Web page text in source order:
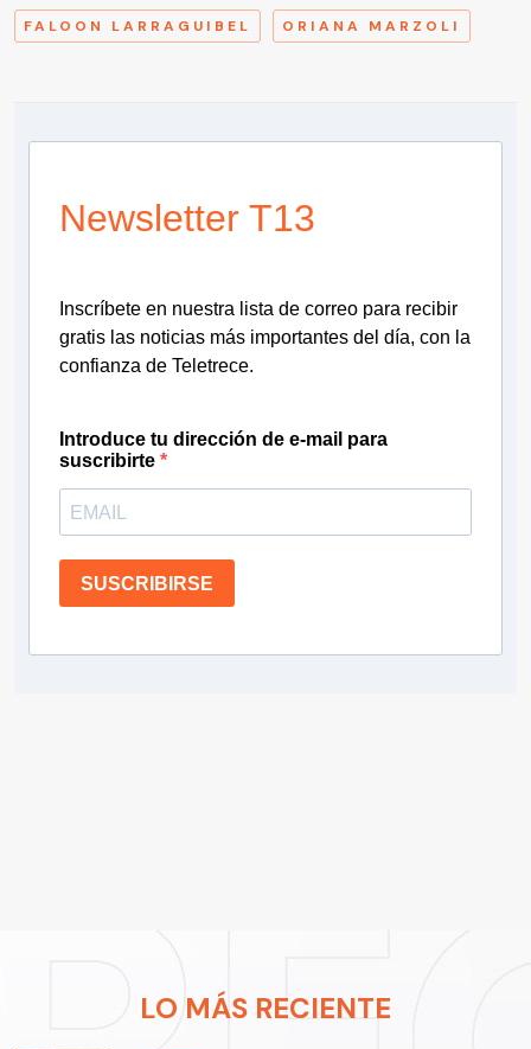
FALOON LARRAGUIBEL ORIANA MARZOLI
Newsletter T13
Inscríbete en nuestra lista de correo para recibir
gratis las noticias más importantes del día, con la
confianza de Teletrece.
Introduce tu dirección de e-mail para
suscribirte
SUSCRIBIRSE
LO MÁS RECIENTE